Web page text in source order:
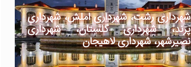
شهرداری رشت، شهرداری املش، شهرداری
پرند، شهرداری گلستان، شهرداری
نصیرشهر، شهرداری لاهیجان